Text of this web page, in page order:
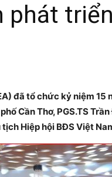
phát triển
đã tổ chức kỷ niệm
Cần Thơ, PGS.TS
Hiệp hội BĐS Việt